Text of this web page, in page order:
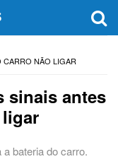
CARRO NÃO LIGAR
sinais antes
bateria do carro.